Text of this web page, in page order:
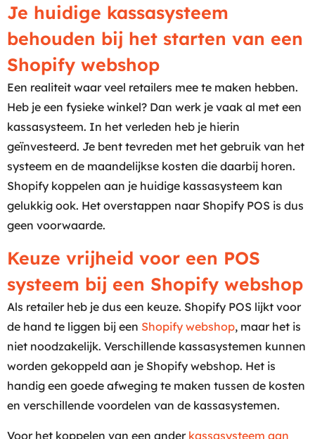
Je huidige kassasysteem
behouden bij het starten van een
Shopify webshop
Een realiteit waar veel retailers mee te maken hebben.
Heb je een fysieke winkel? Dan werk je vaak al met een
kassasysteem. In het verleden heb je hierin
geïnvesteerd. Je bent tevreden met het gebruik van het
systeem en de maandelijkse kosten die daarbij horen.
Shopify koppelen aan je huidige kassasysteem kan
gelukkig ook. Het overstappen naar Shopify POS is dus
geen voorwaarde.
Keuze vrijheid voor een POS
systeem bij een Shopify webshop
Als retailer heb je dus een keuze. Shopify POS lijkt voor
de hand te liggen bij een Shopify webshop, maar het is
niet noodzakelijk. Verschillende kassasystemen kunnen
worden gekoppeld aan je Shopify webshop. Het is
handig een goede afweging te maken tussen de kosten
en verschillende voordelen van de kassasystemen.
Voor het koppelen van een ander kassasysteem aan